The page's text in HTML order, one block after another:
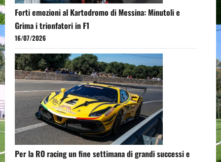
Forti emozioni al Kartodromo di Messina: Minutoli e
Grima i trionfatori in F1
16/07/2026
Per la RO racing un fine settimana di grandi successi e